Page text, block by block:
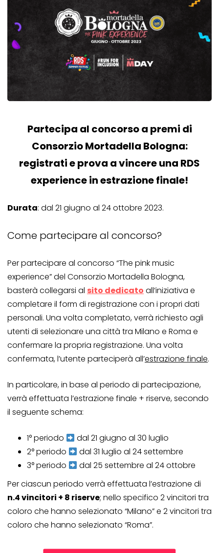
Partecipa al concorso a premi di
Consorzio Mortadella Bologna:
registrati e prova a vincere una RDS
experience in estrazione finale!
Durata: dal 21 giugno al 24 ottobre 2023.
Come partecipare al concorso?
Per partecipare al concorso “The pink music
experience” del Consorzio Mortadella Bologna,
basterà collegarsi al sito dedicato all’iniziativa e
completare il form di registrazione con i propri dati
personali. Una volta completato, verrà richiesto agli
utenti di selezionare una città tra Milano e Roma e
confermare la propria registrazione. Una volta
confermata, l’utente parteciperà all’estrazione finale.
In particolare, in base al periodo di partecipazione,
verrà effettuata l’estrazione finale + riserve, secondo
il seguente schema:
1° periodo
dal 21 giugno al 30 luglio
2° periodo
dal 31 luglio al 24 settembre
3° periodo
dal 25 settembre al 24 ottobre
Per ciascun periodo verrà effettuata l’estrazione di
n.4 vincitori + 8 riserve; nello specifico 2 vincitori tra
coloro che hanno selezionato “Milano” e 2 vincitori tra
coloro che hanno selezionato “Roma”.